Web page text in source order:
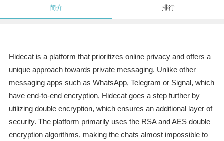
简介 排行
Hidecat is a platform that prioritizes online privacy and offers a
unique approach towards private messaging. Unlike other
messaging apps such as WhatsApp, Telegram or Signal, which
have end-to-end encryption, Hidecat goes a step further by
utilizing double encryption, which ensures an additional layer of
security. The platform primarily uses the RSA and AES double
encryption algorithms, making the chats almost impossible to